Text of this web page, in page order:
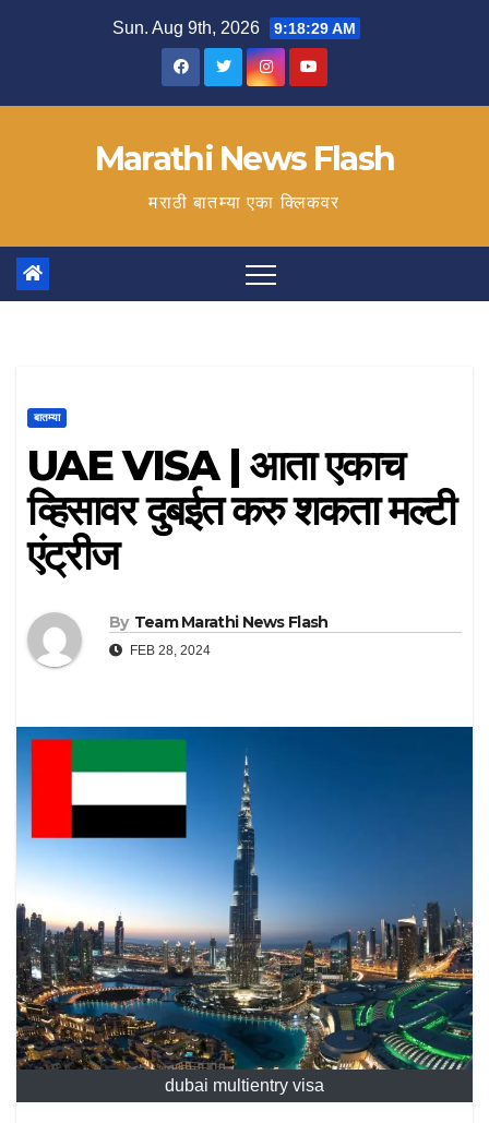
Sun. Aug 9th, 2026 9:18:30 AM
Marathi News Flash
मराठी बातम्या एका क्लिकवर
बातम्या
UAE VISA | आता एकाच
व्हिसावर दुबईत करु शकता मल्टी
एंट्रीज
By Team Marathi News Flash
FEB 28, 2024
dubai multientry visa